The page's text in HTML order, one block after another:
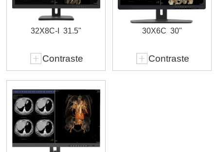
32X8C-I 31.5"
Contraste
30X6C 30"
Contraste